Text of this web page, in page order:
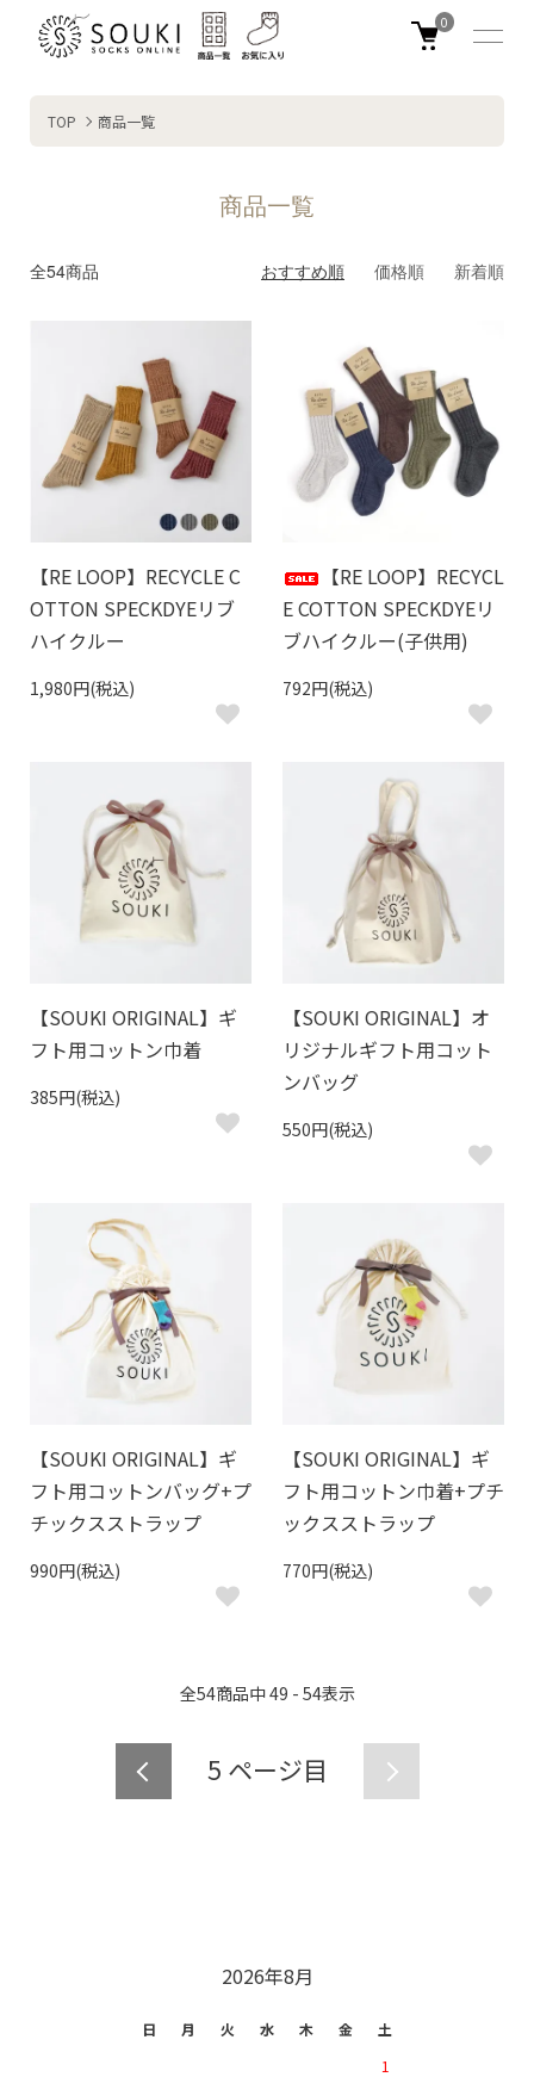
0
TOP 商品一覧
商品一覧
全54商品 おすすめ順 価格順 新着順
【RE LOOP】RECYCLE C
OTTON SPECKDYEリブ
ハイクルー
1,980円(税込)
【RE LOOP】RECYCL
E COTTON SPECKDYEリ
ブハイクルー(子供用)
792円(税込)
【SOUKI ORIGINAL】ギ
フト用コットン巾着
385円(税込)
【SOUKI ORIGINAL】オ
リジナルギフト用コット
ンバッグ
550円(税込)
【SOUKI ORIGINAL】ギ
フト用コットンバッグ+プ
チックスストラップ
990円(税込)
【SOUKI ORIGINAL】ギ
フト用コットン巾着+プチ
ックスストラップ
770円(税込)
全54商品中49 - 54表示
5 ページ目
2026年8月
日 月 火 水 木 金
土
1